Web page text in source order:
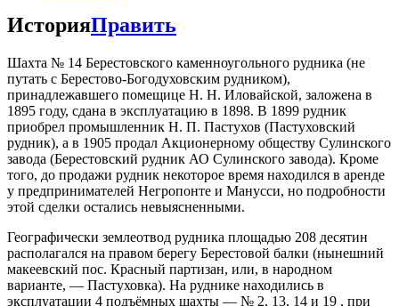
ИсторияПравить
Шахта № 14 Берестовского каменноугольного рудника (не
путать с Берестово-Богодуховским рудником),
принадлежавшего помещице Н. Н. Иловайской, заложена в
1895 году, сдана в эксплуатацию в 1898. В 1899 рудник
приобрел промышленник Н. П. Пастухов (Пастуховский
рудник), а в 1905 продал Акционерному обществу Сулинского
завода (Берестовский рудник АО Сулинского завода). Кроме
того, до продажи рудник некоторое время находился в аренде
у предпринимателей Негропонте и Манусси, но подробности
этой сделки остались невыясненными.
Географически землеотвод рудника площадью 208 десятин
располагался на правом берегу Берестовой балки (нынешний
макеевский пос. Красный партизан, или, в народном
варианте, — Пастуховка). На руднике находились в
эксплуатации 4 подъёмных шахты — № 2, 13, 14 и 19 , при